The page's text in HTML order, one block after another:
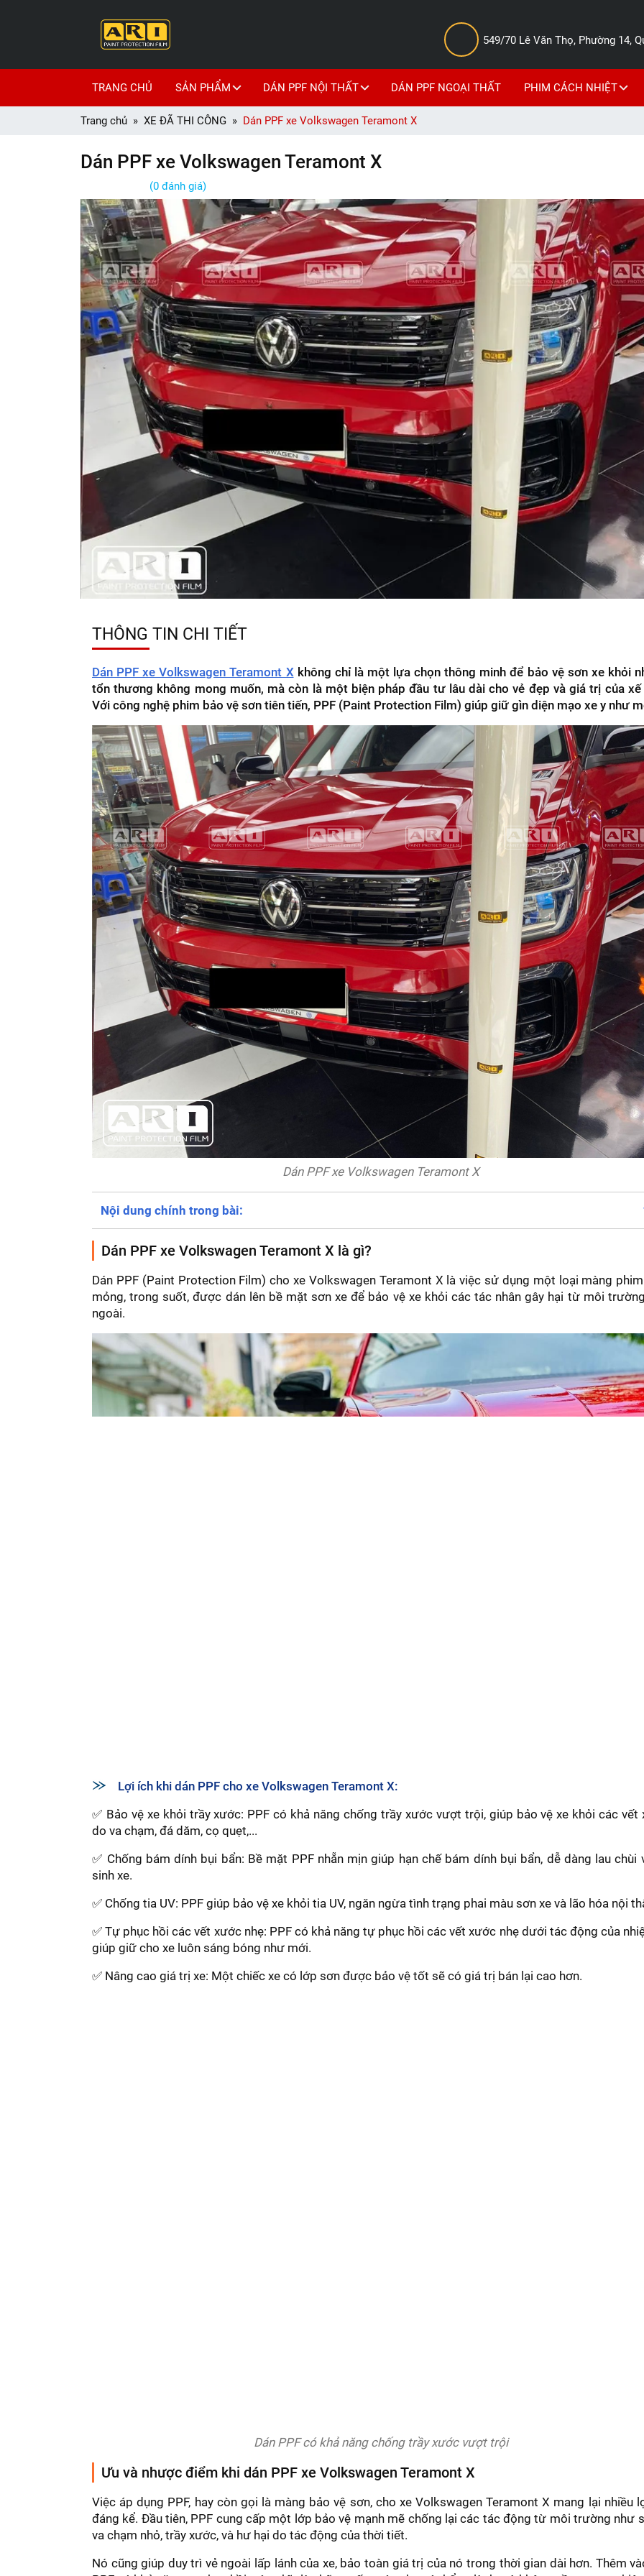
549/70 Lê Văn Thọ, Phường 14,
TRANG CHỦ SẢN PHẨM DÁN PPF NỘI THẤT DÁN PPF NGOẠI THẤT PHIM CÁCH NHIỆT
Trang chủ XE ĐÃ THI CÔNG Dán PPF xe Volkswagen Teramont X
Dán PPF xe Volkswagen Teramont X
(0 đánh giá)
THÔNG TIN CHI TIẾT
Dán PPF xe Volkswagen Teramont Xkhông chỉ là một lựa chọn thông minh để bảo vệ sơn xe khỏi
tổn thương không mong muốn, mà còn là một biện pháp đầu tư lâu dài cho vẻ đẹp và giá trị của xế
Với công nghệ phim bảo vệ sơn tiên tiến, PPF (Paint Protection Film) giúp giữ gìn diện mạo xe y như
Dán PPF xe Volkswagen Teramont X
Nội dung chính trong bài:
Dán PPF xe Volkswagen Teramont X là gì?
Dán PPF (Paint Protection Film) cho xe Volkswagen Teramont X là việc sử dụng một loại màng
mỏng, trong suốt, được dán lên bề mặt sơn xe để bảo vệ xe khỏi các tác nhân gây hại từ môi
ngoài.
Lợi ích khi dán PPF cho xe Volkswagen Teramont X:
✅ Bảo vệ xe khỏi trầy xước: PPF có khả năng chống trầy xước vượt trội, giúp bảo vệ xe khỏi các vết
do va chạm, đá dăm, cọ quẹt,...
✅ Chống bám dính bụi bẩn: Bề mặt PPF nhẵn mịn giúp hạn chế bám dính bụi bẩn, dễ dàng lau chùi
sinh xe.
✅ Chống tia UV: PPF giúp bảo vệ xe khỏi tia UV, ngăn ngừa tình trạng phai màu sơn xe và lão hóa nội
✅ Tự phục hồi các vết xước nhẹ: PPF có khả năng tự phục hồi các vết xước nhẹ dưới tác động của
giúp giữ cho xe luôn sáng bóng như mới.
✅ Nâng cao giá trị xe: Một chiếc xe có lớp sơn được bảo vệ tốt sẽ có giá trị bán lại cao hơn.
Dán PPF có khả năng chống trầy xước vượt trội
Ưu và nhược điểm khi dán PPF xe Volkswagen Teramont X
Việc áp dụng PPF, hay còn gọi là màng bảo vệ sơn, cho xe Volkswagen Teramont X mang lại nhiều
đáng kể. Đầu tiên, PPF cung cấp một lớp bảo vệ mạnh mẽ chống lại các tác động từ môi trường như
va chạm nhỏ, trầy xước, và hư hại do tác động của thời tiết.
Nó cũng giúp duy trì vẻ ngoài lấp lánh của xe, bảo toàn giá trị của nó trong thời gian dài hơn. Thêm